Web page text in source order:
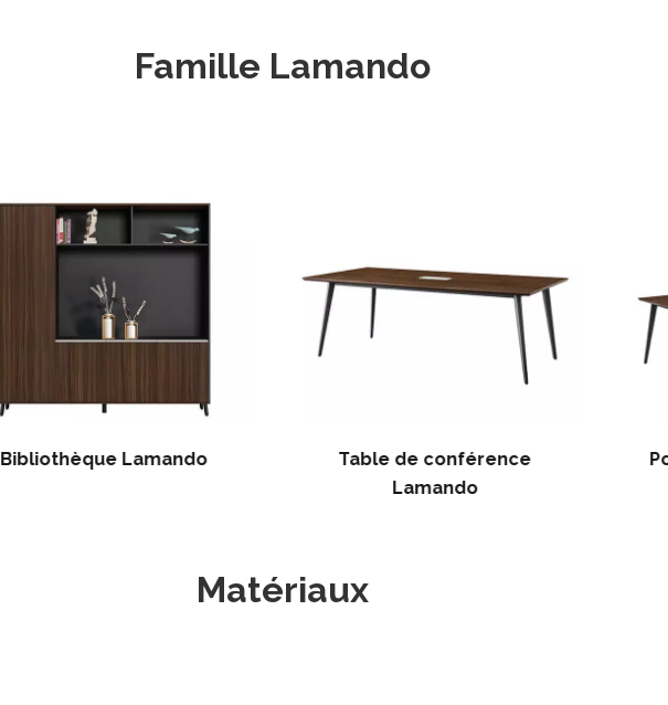
Famille Lamando
Bibliothèque Lamando
Table de conférence
Lamando
Matériaux​​​​​​​